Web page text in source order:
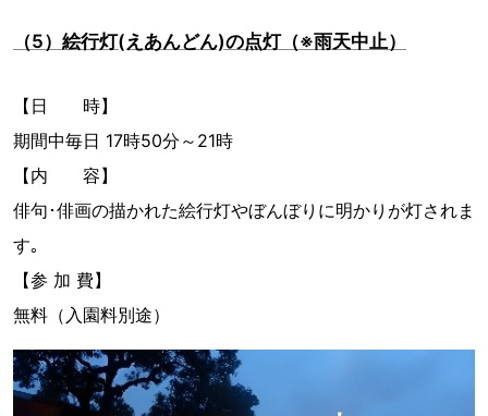
（5）絵行灯(えあんどん)の点灯（※雨天中止）
【日 時】
期間中毎日 17時50分～21時
【内 容】
俳句･俳画の描かれた絵行灯やぼんぼりに明かりが灯されま
す｡
【参 加 費】
無料（入園料別途）